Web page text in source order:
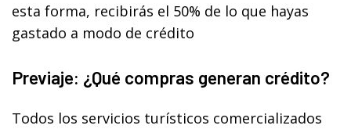
esta forma, recibirás el 50% de lo que hayas
gastado a modo de crédito
Previaje: ¿Qué compras generan crédito?
Todos los servicios turísticos comercializados